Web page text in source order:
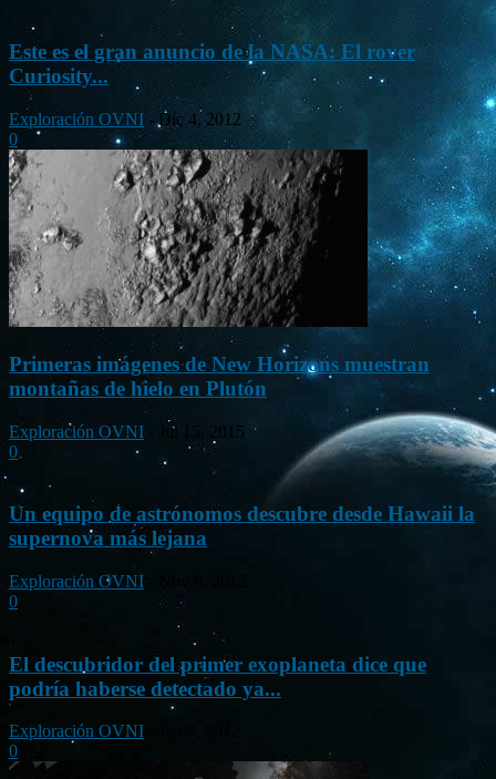
Este es el gran anuncio de la NASA: El rover
Curiosity...
Exploración OVNI - Dic 4, 2012
0
Primeras imágenes de New Horizons muestran
montañas de hielo en Plutón
Exploración OVNI
Jul 15, 2015
0
Un equipo de astrónomos descubre desde Hawaii la
supernova más lejana
Exploración OVNI
0
El descubridor del primer exoplaneta dice que
podría haberse detectado ya...
Exploración OVNI
0